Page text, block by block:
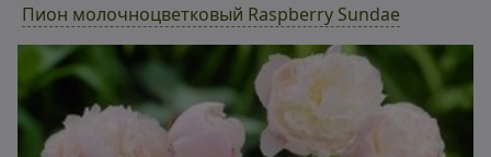
Пион молочноцветковый Raspberry Sundae